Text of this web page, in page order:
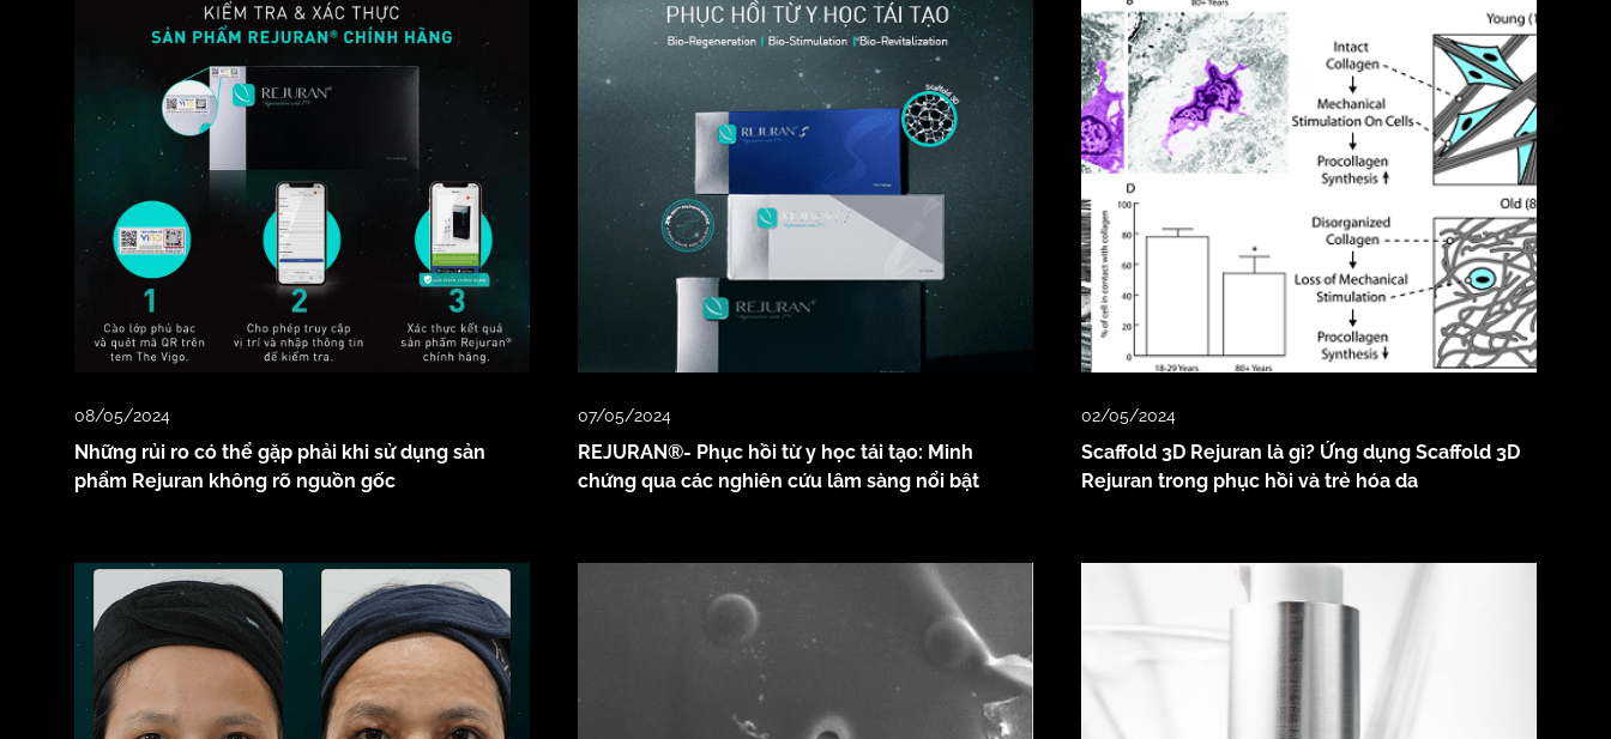
08/05/2024
Những rủi ro có thể gặp phải khi sử dụng sản
phẩm Rejuran không rõ nguồn gốc
07/05/2024
REJURAN®- Phục hồi từ y học tái tạo: Minh
chứng qua các nghiên cứu lâm sàng nổi bật
02/05/2024
Scaffold 3D Rejuran là gì? Ứng dụng Scaffold 3D
Rejuran trong phục hồi và trẻ hóa da